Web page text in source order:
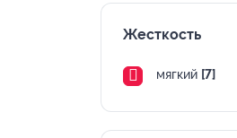
Жесткость
мягкий [7]